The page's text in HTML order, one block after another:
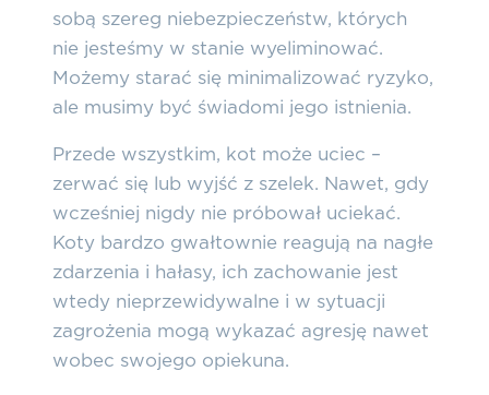
sobą szereg niebezpieczeństw, których
nie jesteśmy w stanie wyeliminować.
Możemy starać się minimalizować ryzyko,
ale musimy być świadomi jego istnienia.
Przede wszystkim, kot może uciec –
zerwać się lub wyjść z szelek. Nawet, gdy
wcześniej nigdy nie próbował uciekać.
Koty bardzo gwałtownie reagują na nagłe
zdarzenia i hałasy, ich zachowanie jest
wtedy nieprzewidywalne i w sytuacji
zagrożenia mogą wykazać agresję nawet
wobec swojego opiekuna.